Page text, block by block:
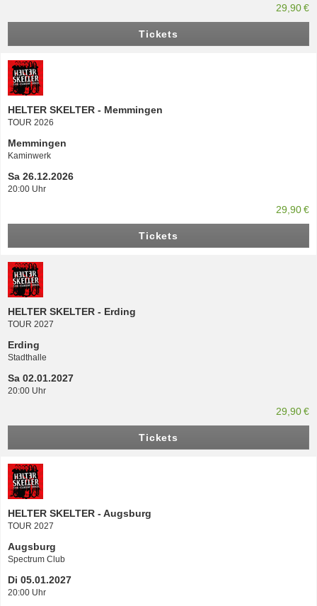
29,90 €
Tickets
HELTER SKELTER - Memmingen
TOUR 2026
Memmingen
Kaminwerk
Sa 26.12.2026
20:00 Uhr
29,90 €
Tickets
HELTER SKELTER - Erding
TOUR 2027
Erding
Stadthalle
Sa 02.01.2027
20:00 Uhr
29,90 €
Tickets
HELTER SKELTER - Augsburg
TOUR 2027
Augsburg
Spectrum Club
Di 05.01.2027
20:00 Uhr